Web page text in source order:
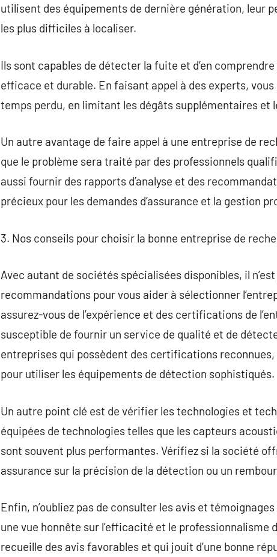
utilisent des équipements de dernière génération, leur
les plus difficiles à localiser.
Ils sont capables de détecter la fuite et d’en
efficace et durable. En faisant appel à des experts,
temps perdu, en limitant les dégâts supplémentaires et
Un autre avantage de faire appel à une entreprise de
que le problème sera traité par des professionnels
aussi fournir des rapports d’analyse et des
précieux pour les demandes d’assurance et la gestion
3. Nos conseils pour choisir la bonne entreprise de
Avec autant de sociétés spécialisées disponibles, il
recommandations pour vous aider à sélectionner
assurez-vous de l’expérience et des certifications de
susceptible de fournir un service de qualité et de
entreprises qui possèdent des certifications
pour utiliser les équipements de détection sophistiqués.
Un autre point clé est de vérifier les technologies et
équipées de technologies telles que les capteurs
sont souvent plus performantes. Vérifiez si la société
assurance sur la précision de la détection ou un
Enfin, n’oubliez pas de consulter les avis et
une vue honnête sur l’efficacité et le professionnalisme
recueille des avis favorables et qui jouit d’une bonne